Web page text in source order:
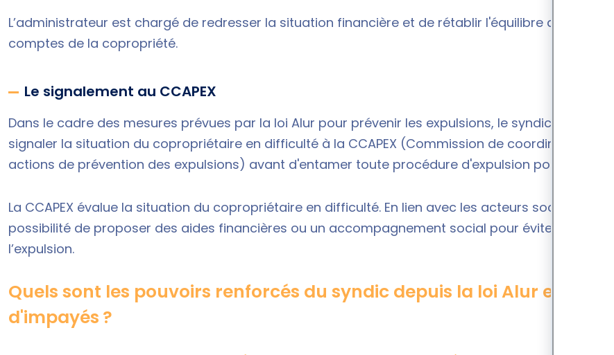
L’administrateur est chargé de redresser la situation financière et de rétablir l'équilibre des
comptes de la copropriété.
Le signalement au CCAPEX
Dans le cadre des mesures prévues par la loi Alur pour prévenir les expulsions, le syndic doit
signaler la situation du copropriétaire en difficulté à la CCAPEX (Commission de coordination des
actions de prévention des expulsions) avant d'entamer toute procédure d'expulsion pour impayés.
La CCAPEX évalue la situation du copropriétaire en difficulté. En lien avec les acteurs sociaux, il a la
possibilité de proposer des aides financières ou un accompagnement social pour éviter
l’expulsion.
Quels sont les pouvoirs renforcés du syndic depuis la loi Alur en cas
d'impayés ?